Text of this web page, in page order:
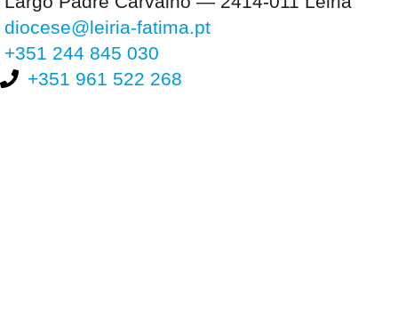
diocese@leiria-fatima.pt
+351 244 845 030
+351 961 522 268